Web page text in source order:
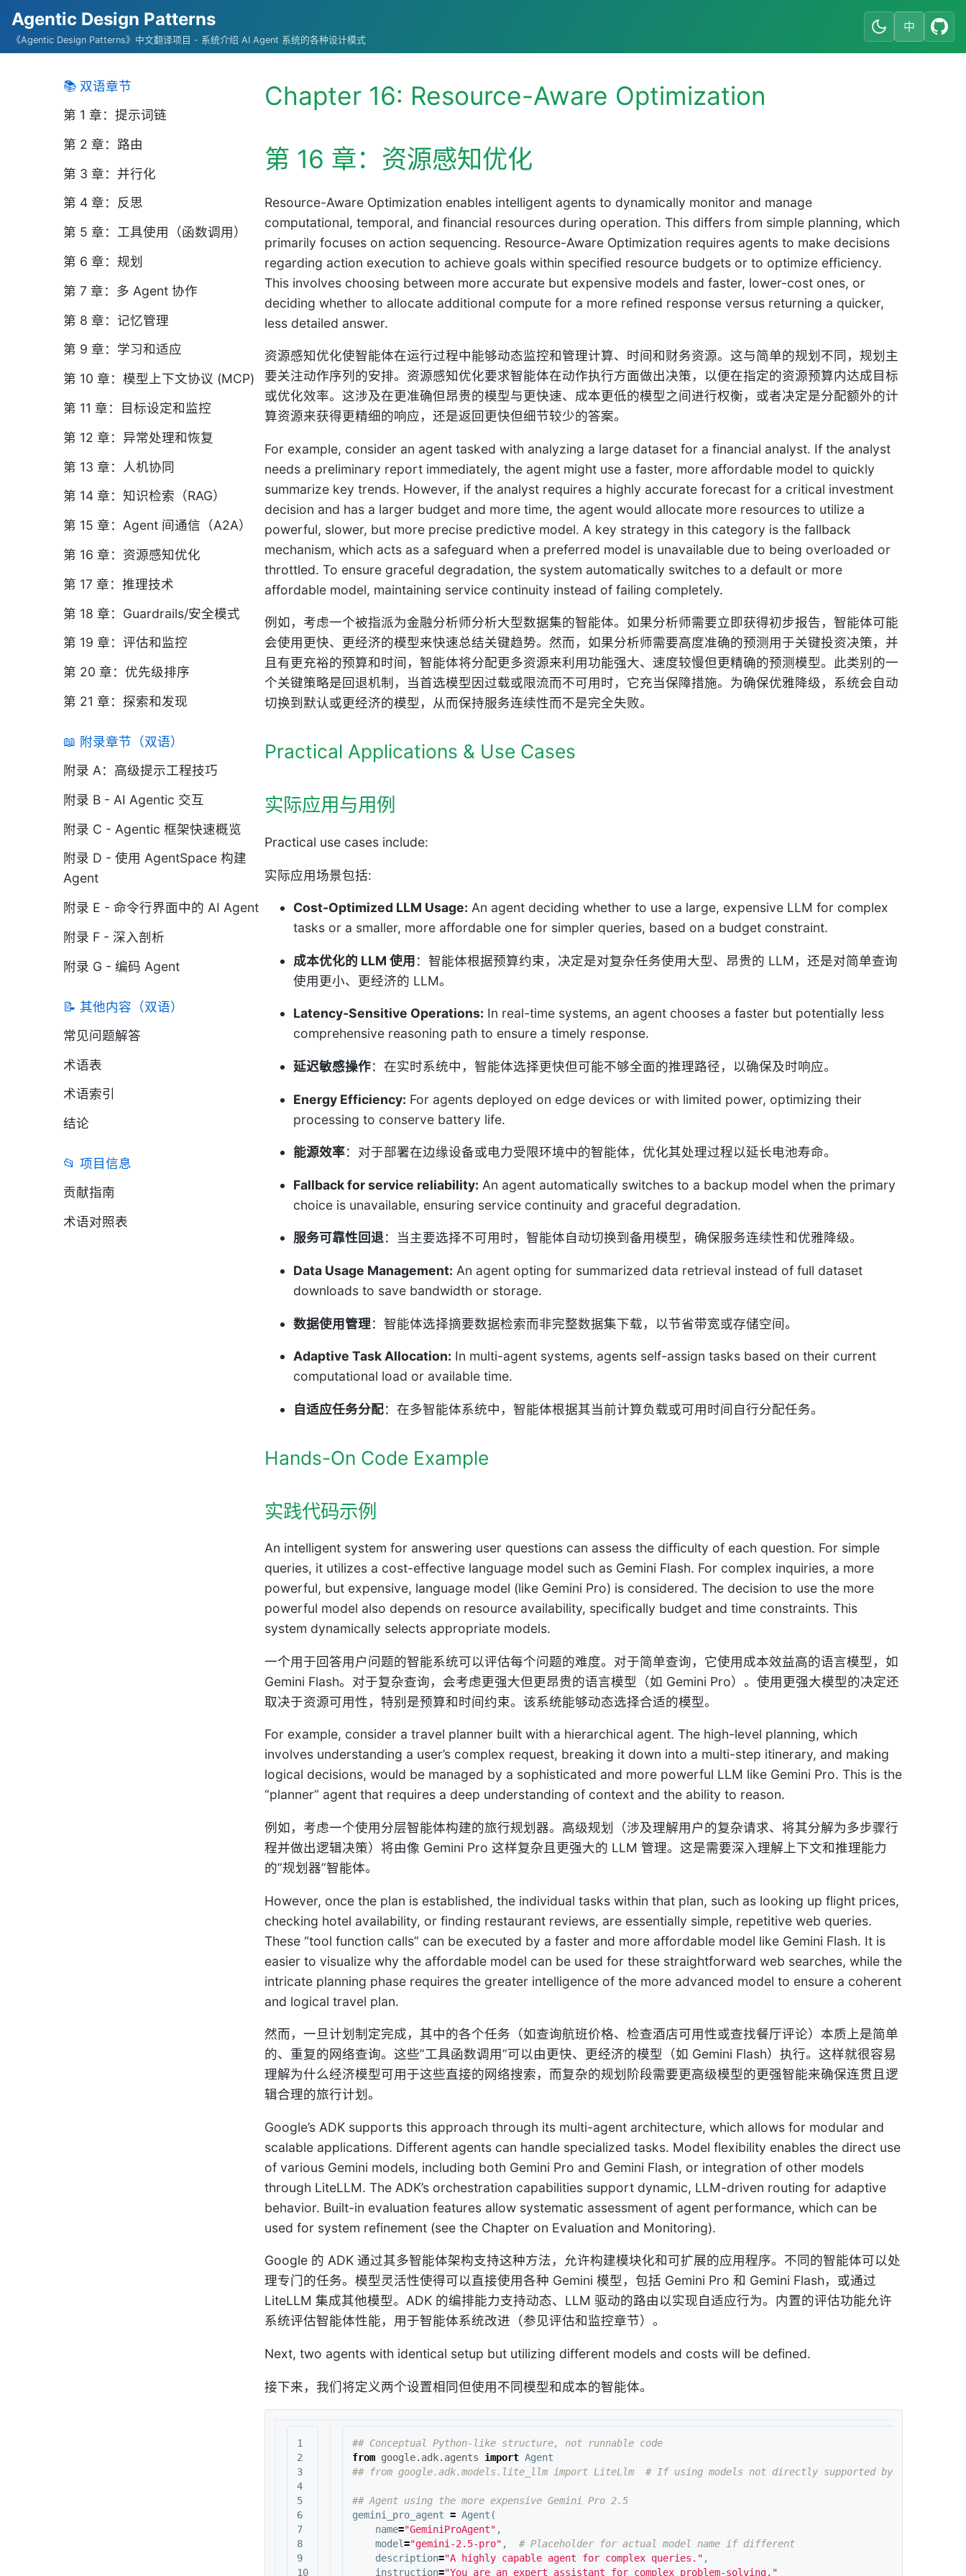
Agentic Design Patterns
《Agentic Design Patterns》中文翻译项目 - 系统介绍 AI Agent 系统的各种设计模式
中
📚 双语章节
第 1 章：提示词链
第 2 章：路由
第 3 章：并行化
第 4 章：反思
第 5 章：工具使用（函数调用）
第 6 章：规划
第 7 章：多 Agent 协作
第 8 章：记忆管理
第 9 章：学习和适应
第 10 章：模型上下文协议 (MCP)
第 11 章：目标设定和监控
第 12 章：异常处理和恢复
第 13 章：人机协同
第 14 章：知识检索（RAG）
第 15 章：Agent 间通信（A2A）
第 16 章：资源感知优化
第 17 章：推理技术
第 18 章：Guardrails/安全模式
第 19 章：评估和监控
第 20 章：优先级排序
第 21 章：探索和发现
📖 附录章节（双语）
附录 A：高级提示工程技巧
附录 B - AI Agentic 交互
附录 C - Agentic 框架快速概览
附录 D - 使用 AgentSpace 构建
Agent
附录 E - 命令行界面中的 AI Agent
附录 F - 深入剖析
附录 G - 编码 Agent
📝 其他内容（双语）
常见问题解答
术语表
术语索引
结论
📂 项目信息
贡献指南
术语对照表
Chapter 16: Resource-Aware Optimization
第 16 章：资源感知优化
Resource-Aware Optimization enables intelligent agents to dynamically monitor and manage
computational, temporal, and financial resources during operation. This differs from simple planning, which
primarily focuses on action sequencing. Resource-Aware Optimization requires agents to make decisions
regarding action execution to achieve goals within specified resource budgets or to optimize efficiency.
This involves choosing between more accurate but expensive models and faster, lower-cost ones, or
deciding whether to allocate additional compute for a more refined response versus returning a quicker,
less detailed answer.
资源感知优化使智能体在运行过程中能够动态监控和管理计算、时间和财务资源。这与简单的规划不同，规划主
要关注动作序列的安排。资源感知优化要求智能体在动作执行方面做出决策，以便在指定的资源预算内达成目标
或优化效率。这涉及在更准确但昂贵的模型与更快速、成本更低的模型之间进行权衡，或者决定是分配额外的计
算资源来获得更精细的响应，还是返回更快但细节较少的答案。
For example, consider an agent tasked with analyzing a large dataset for a financial analyst. If the analyst
needs a preliminary report immediately, the agent might use a faster, more affordable model to quickly
summarize key trends. However, if the analyst requires a highly accurate forecast for a critical investment
decision and has a larger budget and more time, the agent would allocate more resources to utilize a
powerful, slower, but more precise predictive model. A key strategy in this category is the fallback
mechanism, which acts as a safeguard when a preferred model is unavailable due to being overloaded or
throttled. To ensure graceful degradation, the system automatically switches to a default or more
affordable model, maintaining service continuity instead of failing completely.
例如，考虑一个被指派为金融分析师分析大型数据集的智能体。如果分析师需要立即获得初步报告，智能体可能
会使用更快、更经济的模型来快速总结关键趋势。然而，如果分析师需要高度准确的预测用于关键投资决策，并
且有更充裕的预算和时间，智能体将分配更多资源来利用功能强大、速度较慢但更精确的预测模型。此类别的一
个关键策略是回退机制，当首选模型因过载或限流而不可用时，它充当保障措施。为确保优雅降级，系统会自动
切换到默认或更经济的模型，从而保持服务连续性而不是完全失败。
Practical Applications & Use Cases
实际应用与用例
Practical use cases include:
实际应用场景包括:
Cost-Optimized LLM Usage: An agent deciding whether to use a large, expensive LLM for complex
tasks or a smaller, more affordable one for simpler queries, based on a budget constraint.
成本优化的 LLM 使用：智能体根据预算约束，决定是对复杂任务使用大型、昂贵的 LLM，还是对简单查询
使用更小、更经济的 LLM。
Latency-Sensitive Operations: In real-time systems, an agent chooses a faster but potentially less
comprehensive reasoning path to ensure a timely response.
延迟敏感操作：在实时系统中，智能体选择更快但可能不够全面的推理路径，以确保及时响应。
Energy Efficiency: For agents deployed on edge devices or with limited power, optimizing their
processing to conserve battery life.
能源效率：对于部署在边缘设备或电力受限环境中的智能体，优化其处理过程以延长电池寿命。
Fallback for service reliability: An agent automatically switches to a backup model when the primary
choice is unavailable, ensuring service continuity and graceful degradation.
服务可靠性回退：当主要选择不可用时，智能体自动切换到备用模型，确保服务连续性和优雅降级。
Data Usage Management: An agent opting for summarized data retrieval instead of full dataset
downloads to save bandwidth or storage.
数据使用管理：智能体选择摘要数据检索而非完整数据集下载，以节省带宽或存储空间。
Adaptive Task Allocation: In multi-agent systems, agents self-assign tasks based on their current
computational load or available time.
自适应任务分配：在多智能体系统中，智能体根据其当前计算负载或可用时间自行分配任务。
Hands-On Code Example
实践代码示例
An intelligent system for answering user questions can assess the difficulty of each question. For simple
queries, it utilizes a cost-effective language model such as Gemini Flash. For complex inquiries, a more
powerful, but expensive, language model (like Gemini Pro) is considered. The decision to use the more
powerful model also depends on resource availability, specifically budget and time constraints. This
system dynamically selects appropriate models.
一个用于回答用户问题的智能系统可以评估每个问题的难度。对于简单查询，它使用成本效益高的语言模型，如
Gemini Flash。对于复杂查询，会考虑更强大但更昂贵的语言模型（如 Gemini Pro）。使用更强大模型的决定还
取决于资源可用性，特别是预算和时间约束。该系统能够动态选择合适的模型。
For example, consider a travel planner built with a hierarchical agent. The high-level planning, which
involves understanding a user’s complex request, breaking it down into a multi-step itinerary, and making
logical decisions, would be managed by a sophisticated and more powerful LLM like Gemini Pro. This is the
“planner” agent that requires a deep understanding of context and the ability to reason.
例如，考虑一个使用分层智能体构建的旅行规划器。高级规划（涉及理解用户的复杂请求、将其分解为多步骤行
程并做出逻辑决策）将由像 Gemini Pro 这样复杂且更强大的 LLM 管理。这是需要深入理解上下文和推理能力
的”规划器”智能体。
However, once the plan is established, the individual tasks within that plan, such as looking up flight prices,
checking hotel availability, or finding restaurant reviews, are essentially simple, repetitive web queries.
These “tool function calls” can be executed by a faster and more affordable model like Gemini Flash. It is
easier to visualize why the affordable model can be used for these straightforward web searches, while the
intricate planning phase requires the greater intelligence of the more advanced model to ensure a coherent
and logical travel plan.
然而，一旦计划制定完成，其中的各个任务（如查询航班价格、检查酒店可用性或查找餐厅评论）本质上是简单
的、重复的网络查询。这些”工具函数调用”可以由更快、更经济的模型（如 Gemini Flash）执行。这样就很容易
理解为什么经济模型可用于这些直接的网络搜索，而复杂的规划阶段需要更高级模型的更强智能来确保连贯且逻
辑合理的旅行计划。
Google’s ADK supports this approach through its multi-agent architecture, which allows for modular and
scalable applications. Different agents can handle specialized tasks. Model flexibility enables the direct use
of various Gemini models, including both Gemini Pro and Gemini Flash, or integration of other models
through LiteLLM. The ADK’s orchestration capabilities support dynamic, LLM-driven routing for adaptive
behavior. Built-in evaluation features allow systematic assessment of agent performance, which can be
used for system refinement (see the Chapter on Evaluation and Monitoring).
Google 的 ADK 通过其多智能体架构支持这种方法，允许构建模块化和可扩展的应用程序。不同的智能体可以处
理专门的任务。模型灵活性使得可以直接使用各种 Gemini 模型，包括 Gemini Pro 和 Gemini Flash，或通过
LiteLLM 集成其他模型。ADK 的编排能力支持动态、LLM 驱动的路由以实现自适应行为。内置的评估功能允许
系统评估智能体性能，用于智能体系统改进（参见评估和监控章节）。
Next, two agents with identical setup but utilizing different models and costs will be defined.
接下来，我们将定义两个设置相同但使用不同模型和成本的智能体。
1
2
3
4
5
6
7
8
9
10
## Conceptual Python-like structure, not runnable code
from google.adk.agents import Agent
## Agent using the more expensive Gemini Pro 2.5
gemini_pro_agent = Agent (
name="GeminiProAgent" ,
model="gemini-2.5-pro" ,
# Placeholder for actual model name if different
description="A highly capable agent for complex queries." ,
instruction="You are an expert assistant for complex problem-solving."